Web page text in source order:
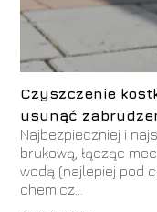
Czyszczenie
usunąć
Najbezpieczniej i
brukową, łącząc
wodą (najlepiej pod
chemicz...